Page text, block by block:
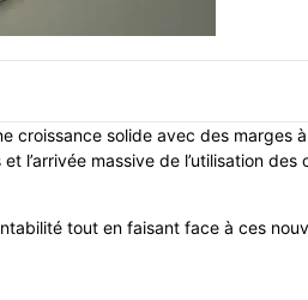
solide avec des marges
l’arrivée massive de l’utilisation
tout en faisant face à ces